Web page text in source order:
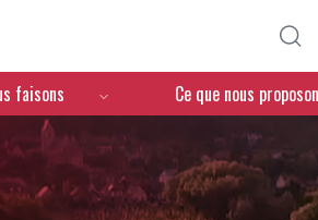
faisons Ce que nous